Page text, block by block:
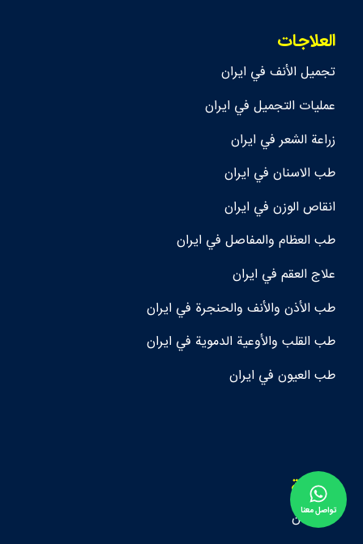
العلاجات
تجمیل الأنف في ايران
عمليات التجميل في ايران
زراعة الشعر في ايران
طب الاسنان في ايران
انقاص الوزن في ايران
طب العظام والمفاصل في ايران
علاج العقم في ايران
طب الأذن والأنف والحنجرة في ايران
طب القلب والأوعية الدموية في ايران
طب العيون في ايران
القائمة
من نحن
تواصل معنا